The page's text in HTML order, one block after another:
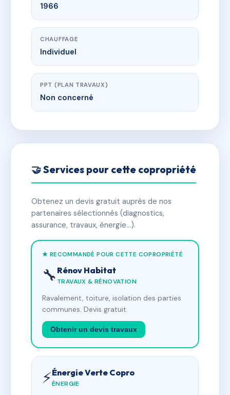
1966
CHAUFFAGE
Individuel
PPT (PLAN TRAVAUX)
Non concerné
🤝 Services pour cette copropriété
Obtenez un devis gratuit auprès de nos
partenaires sélectionnés (diagnostics,
assurance, travaux, énergie…).
★ RECOMMANDÉ POUR CETTE COPROPRIÉTÉ
🔧 Rénov Habitat
TRAVAUX & RÉNOVATION
Ravalement, toiture, isolation des parties
communes. Devis gratuit.
Obtenir un devis travaux
⚡Énergie Verte Copro
ÉNERGIE